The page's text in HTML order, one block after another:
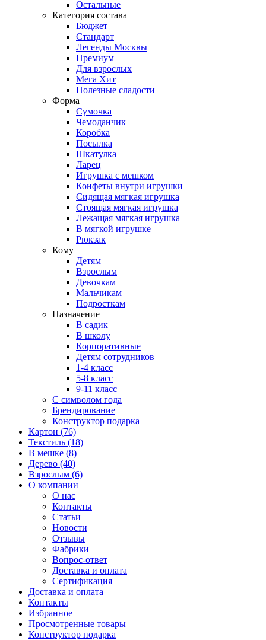
Остальные
Категория состава
Бюджет
Стандарт
Легенды Москвы
Премиум
Для взрослых
Мега Хит
Полезные сладости
Форма
Сумочка
Чемоданчик
Коробка
Посылка
Шкатулка
Ларец
Игрушка с мешком
Конфеты внутри игрушки
Сидящая мягкая игрушка
Стоящая мягкая игрушка
Лежащая мягкая игрушка
В мягкой игрушке
Рюкзак
Кому
Детям
Взрослым
Девочкам
Мальчикам
Подросткам
Назначение
В садик
В школу
Корпоративные
Детям сотрудников
1-4 класс
5-8 класс
9-11 класс
С символом года
Брендирование
Конструктор подарка
Картон (76)
Текстиль (18)
В мешке (8)
Дерево (40)
Взрослым (6)
О компании
О нас
Контакты
Статьи
Новости
Отзывы
Фабрики
Вопрос-ответ
Доставка и оплата
Сертификация
Доставка и оплата
Контакты
Избранное
Просмотренные товары
Конструктор подарка